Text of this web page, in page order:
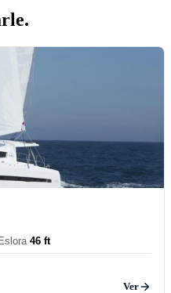
46 ft
Ver